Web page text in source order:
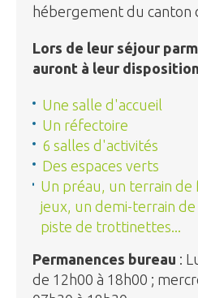
hébergement du canton
Lors de leur séjour
auront à leur
Une salle d'accueil
Un réfectoire
6 salles d'activités
Des espaces verts
Un préau, un terrain
jeux, un demi-terrain
piste de trottinettes...
Permanences bureau :
de 12h00 à 18h00 ;